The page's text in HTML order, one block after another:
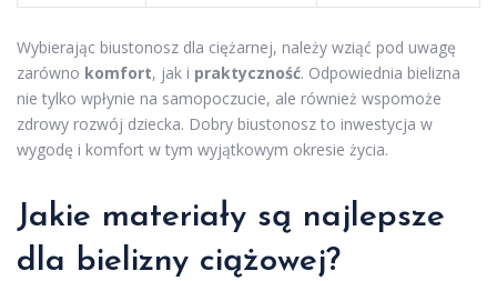
Wybierając biustonosz dla ciężarnej, należy wziąć pod uwagę
zarówno komfort, jak i praktyczność. Odpowiednia bielizna
nie tylko wpłynie na samopoczucie, ale również wspomoże
zdrowy rozwój dziecka. Dobry biustonosz to inwestycja w
wygodę i komfort w tym wyjątkowym okresie życia.
Jakie materiały są najlepsze
dla bielizny ciążowej?